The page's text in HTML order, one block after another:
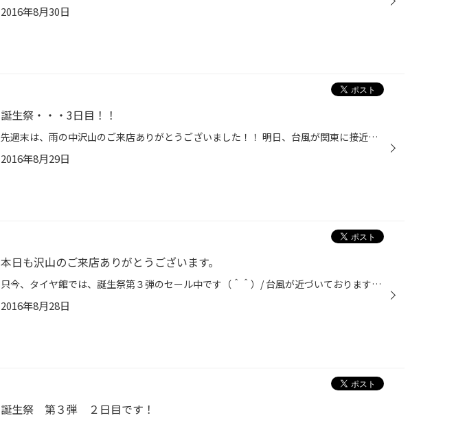
2016年8月30日
誕生祭・・・3日目！！
先週末は、雨の中沢山のご来店ありがとうございました！！ 明日、台風が関東に接近するみたいです・・・。 皆さんクルマをお使いになる祭は十分に気をつけてくださいね。 突然の雨や台風が多い季節です。 皆さん愛車の視界の確保は出来てますか？？ ワイパーを使ったときに、スジが残ったり水捌けが...
2016年8月29日
本日も沢山のご来店ありがとうございます。
只今、タイヤ館では、誕生祭第３弾のセール中です（＾＾）/ 台風が近づいておりますが、本日も沢山のご来店で大盛況です。 お盆休みが終わって、お出掛け後のお車のメンテナンスがまだという方は、 是非、この機会にご来店下さい。ｍ（_ _）ｍ タイヤはもちろんオイル交換やバッテリー交換など、と...
2016年8月28日
誕生祭 第３弾 ２日目です！